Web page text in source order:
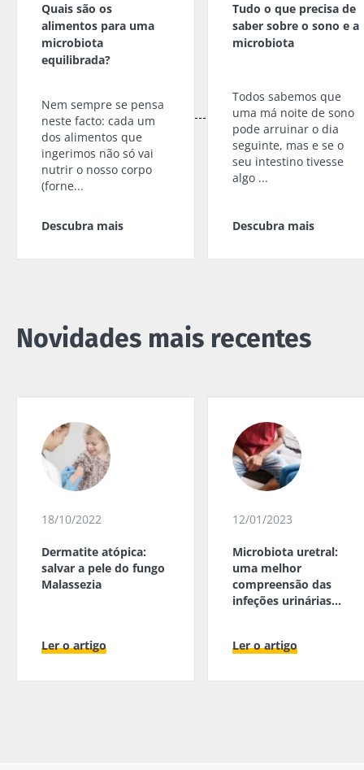
Quais são os
alimentos para uma
microbiota
equilibrada?
Nem sempre se pensa
neste facto: cada um
dos alimentos que
ingerimos não só vai
nutrir o nosso corpo
(forne...
Descubra mais
Tudo o que precisa de
saber sobre o sono e a
microbiota
Todos sabemos que
uma má noite de sono
pode arruinar o dia
seguinte, mas e se o
seu intestino tivesse
algo ...
Descubra mais
Novidades mais recentes
18/10/2022
Dermatite atópica:
salvar a pele do fungo
Malassezia
Ler o artigo
12/01/2023
Microbiota uretral:
uma melhor
compreensão das
infeções urinárias
Ler o artigo